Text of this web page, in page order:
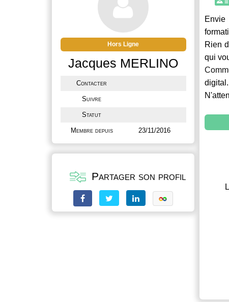
Hors Ligne
Jacques MERLINO
Contacter
Suivre
Statut
Membre depuis 23/11/2016
Partager son profil
Rien
qui
digital.